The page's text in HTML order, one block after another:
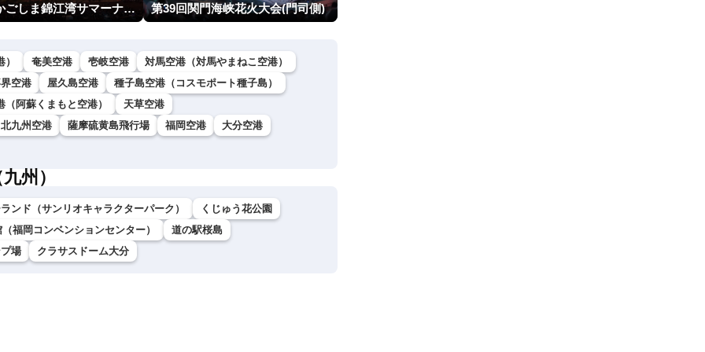
第24回かごしま錦江湾サマーナイト大花火大会 第39回関門海峡花火大会(門司側)
奄美空港 壱岐空港
対馬空港（対馬やまねこ空港）
空港
屋久島空港
種子島空港（コスモポート種子島）
（阿蘇くまもと空港）
天草空港
北九州空港
薩摩硫黄島飛行場 福岡空港 大分空港
州）
ンド（サンリオキャラクターパーク）
くじゅう花公園
福岡コンベンションセンター）
道の駅桜島
場
クラサスドーム大分